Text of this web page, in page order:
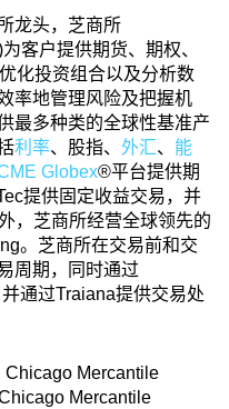
龙头，芝商所
为客户提供期货、期权、
化投资组合以及分析数
率地管理风险及把握机
最多种类的全球性基准产
利率、股指、 外汇、 能
Globex®平台提供期
提供固定收益交易，并
，芝商所经营全球领先的
。芝商所在交易前和交
周期，同时通过
通过Traiana提供交易处
Mercantile
Mercantile